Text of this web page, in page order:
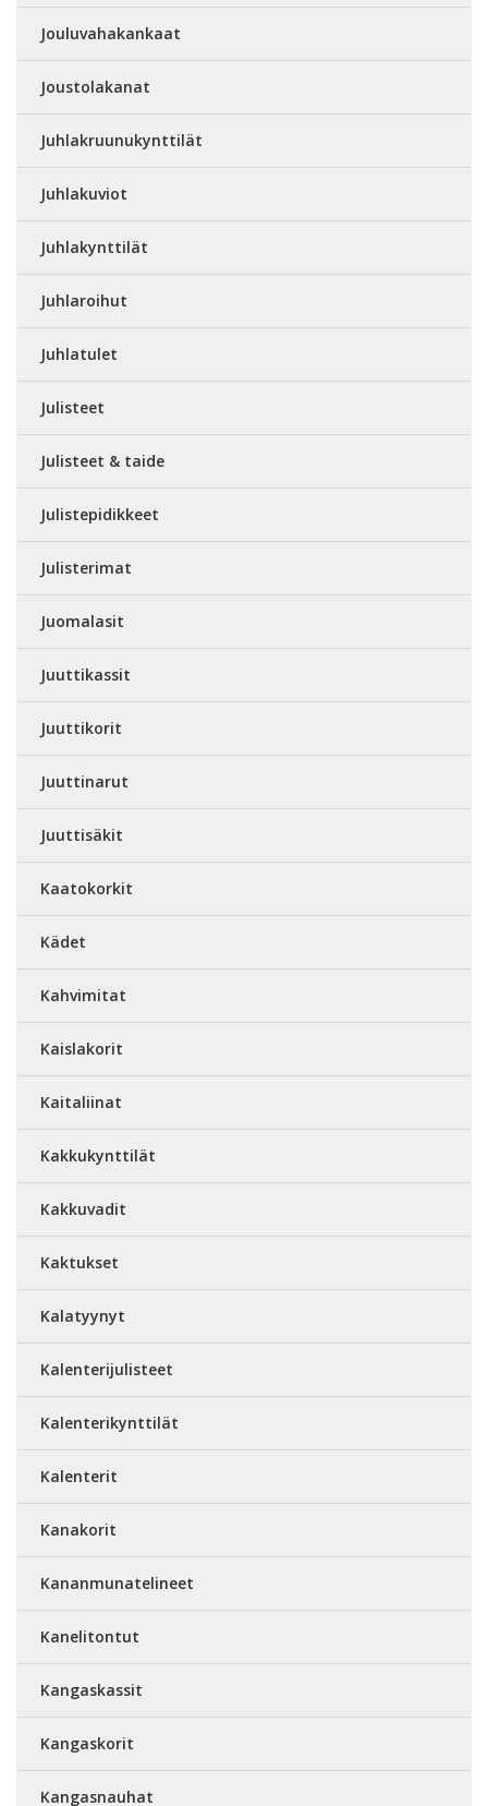
Jouluvahakankaat
Joustolakanat
Juhlakruunukynttilät
Juhlakuviot
Juhlakynttilät
Juhlaroihut
Juhlatulet
Julisteet
Julisteet & taide
Julistepidikkeet
Julisterimat
Juomalasit
Juuttikassit
Juuttikorit
Juuttinarut
Juuttisäkit
Kaatokorkit
Kädet
Kahvimitat
Kaislakorit
Kaitaliinat
Kakkukynttilät
Kakkuvadit
Kaktukset
Kalatyynyt
Kalenterijulisteet
Kalenterikynttilät
Kalenterit
Kanakorit
Kananmunatelineet
Kanelitontut
Kangaskassit
Kangaskorit
Kangasnauhat